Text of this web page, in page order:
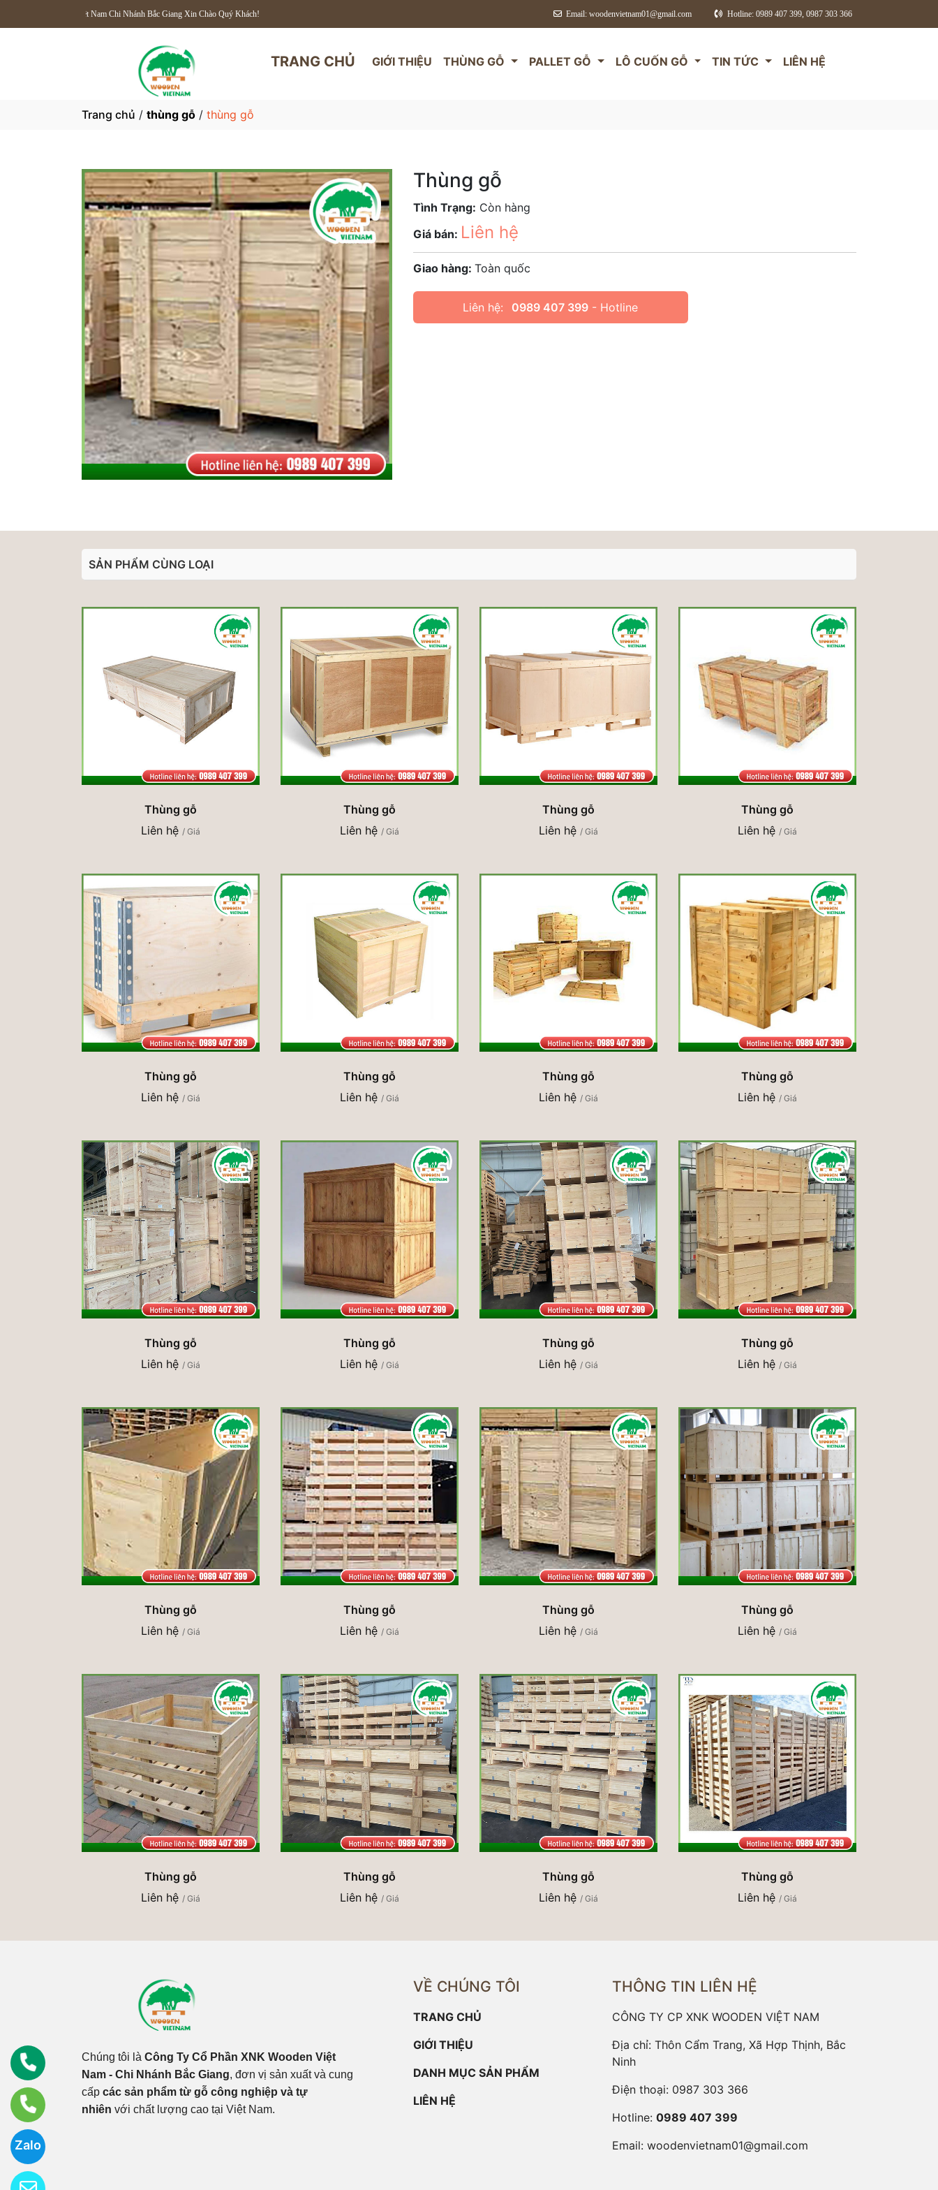
Zalo
Việt Nam Chi Nhánh Bắc Giang Xin Chào Quý Khách! Email: woodenvietnam01@gmail.com Hotline: 0989 407 399, 0987 303 366
TRANG CHỦ GIỚI THIỆU THÙNG GỖ PALLET GỖ LÔ CUỐN GỖ TIN TỨC LIÊN HỆ
Trang chủ / thùng gỗ / thùng gỗ
Thùng gỗ
Tình Trạng: Còn hàng
Giá bán: Liên hệ
Giao hàng: Toàn quốc
Liên hệ: 0989 407 399 - Hotline
SẢN PHẨM CÙNG LOẠI
Thùng gỗ
Liên hệ / Giá
Thùng gỗ
Liên hệ / Giá
Thùng gỗ
Liên hệ / Giá
Thùng gỗ
Liên hệ / Giá
Thùng gỗ
Liên hệ / Giá
Thùng gỗ
Liên hệ / Giá
Thùng gỗ
Liên hệ / Giá
Thùng gỗ
Liên hệ / Giá
Thùng gỗ
Liên hệ / Giá
Thùng gỗ
Liên hệ / Giá
Thùng gỗ
Liên hệ / Giá
Thùng gỗ
Liên hệ / Giá
Thùng gỗ
Liên hệ / Giá
Thùng gỗ
Liên hệ / Giá
Thùng gỗ
Liên hệ / Giá
Thùng gỗ
Liên hệ / Giá
Thùng gỗ
Liên hệ / Giá
Thùng gỗ
Liên hệ / Giá
Thùng gỗ
Liên hệ / Giá
Thùng gỗ
Liên hệ / Giá
Chúng tôi là Công Ty Cổ Phần XNK Wooden Việt
Nam - Chi Nhánh Bắc Giang, đơn vị sản xuất và cung
cấp các sản phẩm từ gỗ công nghiệp và tự
nhiên với chất lượng cao tại Việt Nam.
VỀ CHÚNG TÔI
TRANG CHỦ
GIỚI THIỆU
DANH MỤC SẢN PHẨM
LIÊN HỆ
THÔNG TIN LIÊN HỆ
CÔNG TY CP XNK WOODEN VIỆT NAM
Địa chỉ: Thôn Cẩm Trang, Xã Hợp Thịnh, Bắc
Ninh
Điện thoại: 0987 303 366
Hotline: 0989 407 399
Email: woodenvietnam01@gmail.com